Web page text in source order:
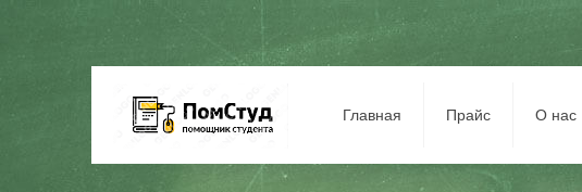
Главная Прайс О нас